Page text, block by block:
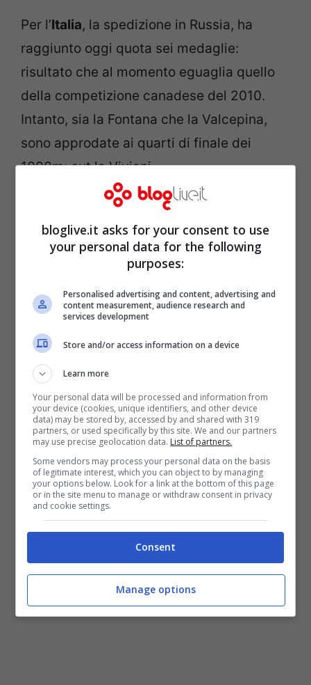
Per l’Italia, la spedizione in Russia, ha
raggiunto oggi quota sei medaglie:
risultato che al momento eguaglia quello
della competizione canadese del 2010.
Intanto, sia la Fontana che la Valcepina,
sono approdate ai quarti di finale dei
1000m: out la Viviani.
Volevamo giocarcela fino alla fine.
Eravamo partite bene e ci abbiamo
creduto.” Arianna Fontana racconta così il
bronzo con la staffetta 3000m di short
track. La 23enne lombarda ha aggiunto:
Non abbiamo mollato e abbiamo
continuato ad andare forte, anche perchè
qualcosa può sempre accadere. E’ andata
bene, speriamo porti fortuna per la mia
ultima gara, quella più difficile“.
bloglive.it asks for your consent to use
your personal data for the following
purposes:
Personalised advertising and content, advertising and
content measurement, audience research and
services development
Store and/or access information on a device
Learn more
Your personal data will be processed and information from
your device (cookies, unique identifiers, and other device
data) may be stored by, accessed by and shared with 319
partners, or used specifically by this site. We and our partners
may use precise geolocation data. List of partners.
Some vendors may process your personal data on the basis
of legitimate interest, which you can object to by managing
your options below. Look for a link at the bottom of this page
or in the site menu to manage or withdraw consent in privacy
and cookie settings.
Consent
Manage options